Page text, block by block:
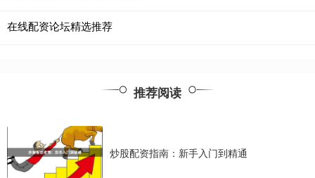
在线配资论坛精选推荐
推荐阅读
炒股配资指南：新手入门到精通